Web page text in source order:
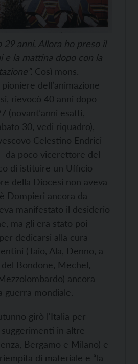
29 anni. Allora ho preso il
e la mattina dopo con la
Così mons.
dell’animazione
rievocò 40 anni dopo
(novant’anni esatti,
30, vedi riquadro),
Celestino Endrici
da poco vicerettore del
di istituire un Ufficio
della Diocesi non aveva
Dompieri ancora da
manifestato il desiderio
ma gli era stato poi
dedicarsi alla cura
(Taio, Ala, Denno, a
Bondone, Mechel,
ancora
guerra mondiale.
girò l'Italia per
in altre
Bergamo e Milano) e
di materiale e “la